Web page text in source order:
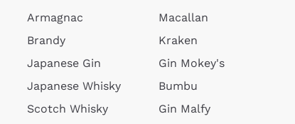
Armagnac
Brandy
Japanese Gin
Japanese Whisky
Scotch Whisky
Macallan
Kraken
Gin Mokey's
Bumbu
Gin Malfy